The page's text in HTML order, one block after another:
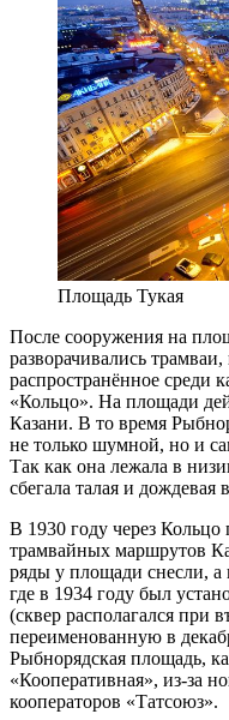
Площадь Тукая
После сооружения на
разворачивались
распространённое среди
«Кольцо». На площади
Казани. В то время
не только шумной, но и
Так как она лежала в
сбегала талая и дождевая
В 1930 году через
трамвайных маршрутов
ряды у площади снесли, а
где в 1934 году был
(сквер располагался при
переименованную в
Рыбнорядская площадь,
«Кооперативная», из-за
кооператоров «Татсоюз».